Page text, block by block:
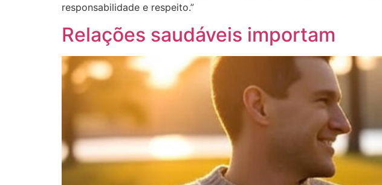
responsabilidade e respeito.”
Relações saudáveis importam